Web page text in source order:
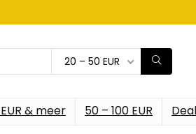
20 – 50 EUR
& meer 50 – 100 EUR